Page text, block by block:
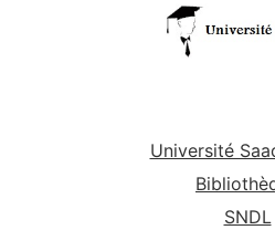
Université
SNDL